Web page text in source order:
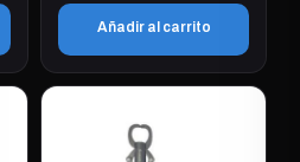
Añadir al carrito